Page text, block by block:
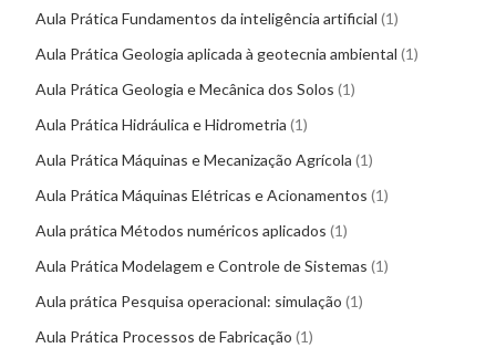
Aula Prática Fundamentos da inteligência artificial 1
Aula Prática Geologia aplicada à geotecnia ambiental 1
Aula Prática Geologia e Mecânica dos Solos 1
Aula Prática Hidráulica e Hidrometria 1
Aula Prática Máquinas e Mecanização Agrícola 1
Aula Prática Máquinas Elétricas e Acionamentos 1
Aula prática Métodos numéricos aplicados 1
Aula Prática Modelagem e Controle de Sistemas 1
Aula prática Pesquisa operacional: simulação 1
Aula Prática Processos de Fabricação 1